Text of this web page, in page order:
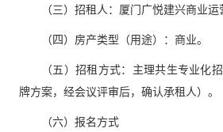
（三）招租人：厦门广悦建兴商业运
（四）房产类型（用途）：商业。
（五）招租方式：主理共生专业化
牌方案，经会议评审后，确认承租人）。
（六）报名方式